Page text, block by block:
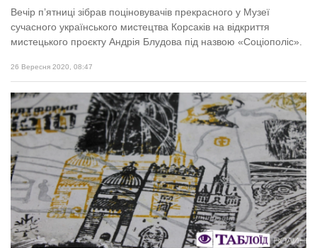
Вечір п’ятниці зібрав поціновувачів прекрасного у Музеї
сучасного українського мистецтва Корсаків на відкриття
мистецького проєкту Андрія Блудова під назвою «Соціополіс».
26 Вересня 2020, 08:47